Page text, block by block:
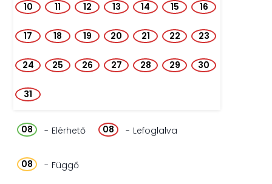
10 11 12 13 14 15 16
17 18 19 20 21 22 23
24 25 26 27 28 29 30
31
08 - Elérhető 08 - Lefoglalva
08 - Függő